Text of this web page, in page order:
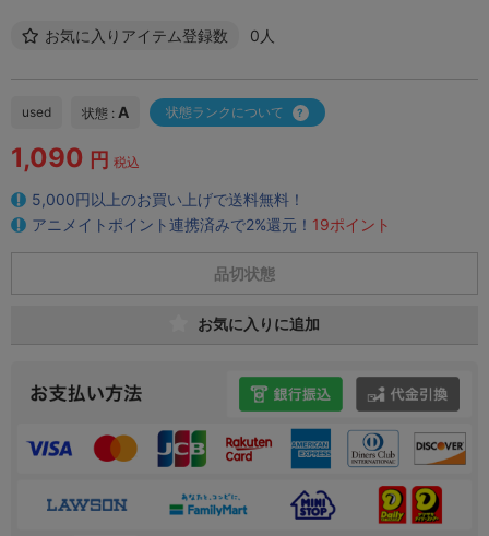
お気に入りアイテム登録数 0人
used 状態 : A 状態ランクについて
1,090 円 税込
5,000円以上のお買い上げで送料無料！
アニメイトポイント連携済みで2%還元！ 19ポイント
品切状態
お気に入りに追加